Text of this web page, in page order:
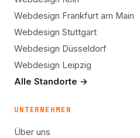
Webdesign Frankfurt am Main
Webdesign Stuttgart
Webdesign Düsseldorf
Webdesign Leipzig
Alle Standorte →
UNTERNEHMEN
Über uns